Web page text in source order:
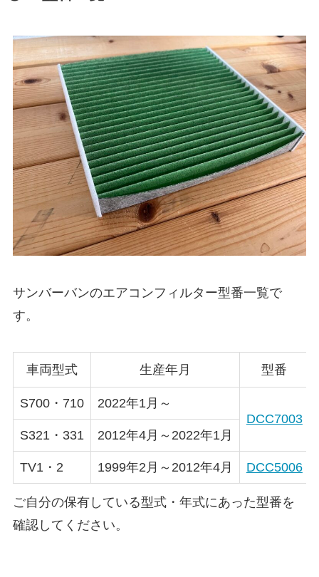
サンバーバンのエアコンフィルター型番一覧で
す。
車両型式 生産年月 型番
S700・710
2022年1月～
DCC7003
S321・331
2012年4月～2022年1月
TV1・2 1999年2月～2012年4月 DCC5006
ご自分の保有している型式・年式にあった型番を
確認してください。